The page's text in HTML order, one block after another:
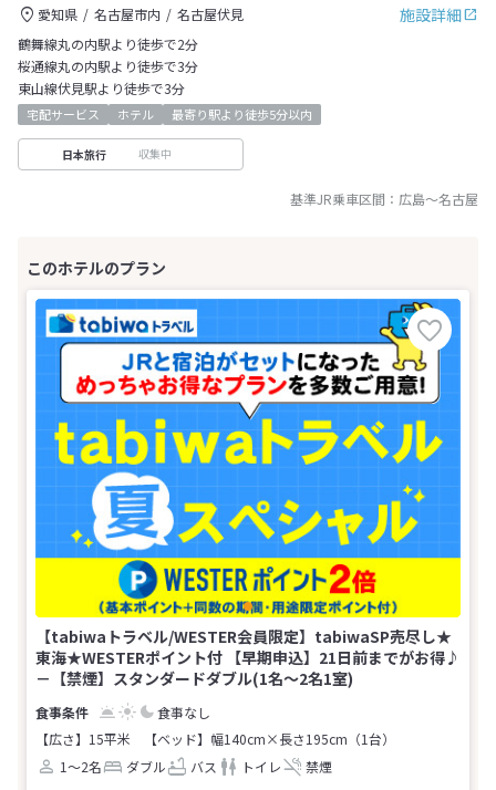
施設詳細
愛知県 名古屋市内
名古屋伏見
鶴舞線丸の内駅より徒歩で2分
桜通線丸の内駅より徒歩で3分
東山線伏見駅より徒歩で3分
宅配サービス ホテル 最寄り駅より徒歩5分以内
日本旅行 収集中
基準JR乗車区間： 広島～名古屋
【tabiwaトラベル/WESTER会員限定】tabiwaSP売尽し★
東海★WESTERポイント付 【早期申込】21日前までがお得♪
－【禁煙】スタンダードダブル(1名～2名1室)
食事なし
【広さ】15平米
【ベッド】幅140cm×長さ195cm（1台）
1～2名
ダブル バス トイレ 禁煙